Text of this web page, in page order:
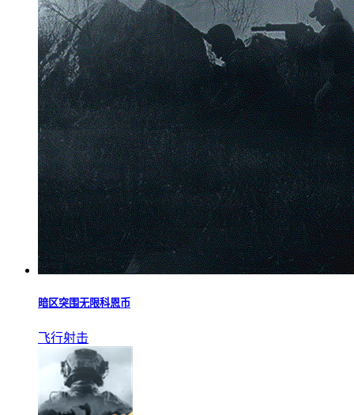
暗区突围无限科恩币
飞行射击